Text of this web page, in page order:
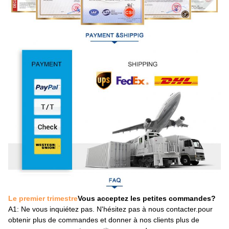
Le premier trimestreVous acceptez les petites commandes?
A1: Ne vous inquiétez pas. N'hésitez pas à nous contacter.pour
obtenir plus de commandes et donner à nos clients plus de